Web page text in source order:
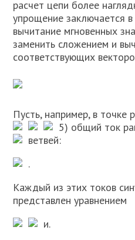
расчет цепи более
упрощение заключается
вычитание мгновенных
заменить сложением и
соответствующих
Пусть, например, в точке
5) общий ток
ветвей:
.
Каждый из этих токов
представлен уравнением
и.